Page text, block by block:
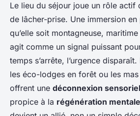
Le lieu du séjour joue un rôle actif
de lâcher-prise. Une immersion
qu’elle soit montagneuse,
agit comme un signal puissant
temps s’arrête, l’urgence
les éco-lodges en forêt ou les
offrent une déconnexion
propice à la régénération mentale